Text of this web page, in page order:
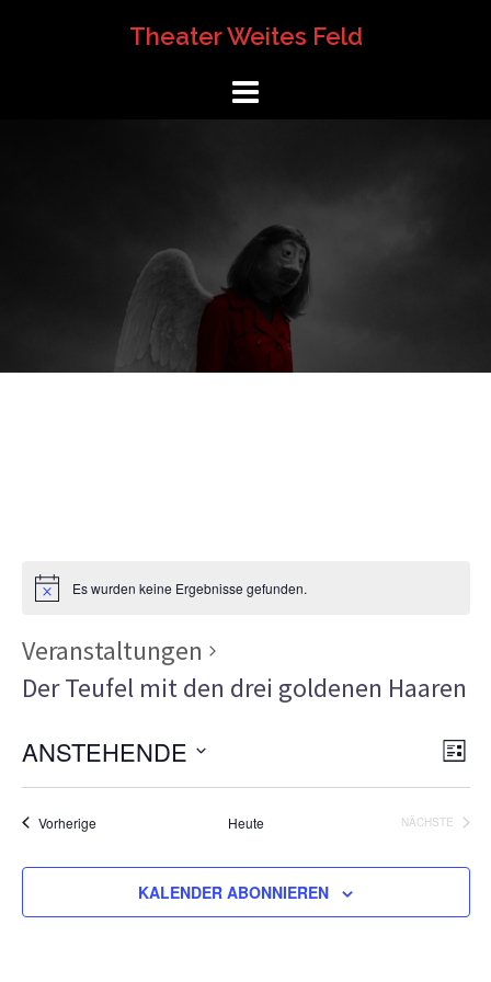
Theater Weites Feld
Es wurden keine Ergebnisse gefunden.
Veranstaltungen
Der Teufel mit den drei goldenen Haaren
LISTE
ANSTEHENDE
Datum
wählen.
VorherigeVeranstaltungen Heute
NÄCHSTE
KALENDER ABONNIEREN